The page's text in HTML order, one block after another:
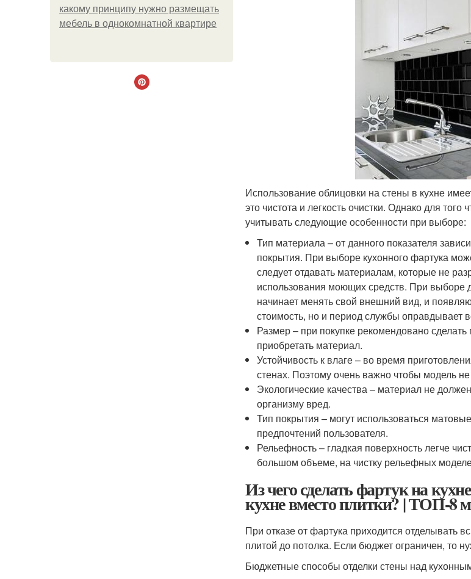
какому принципу нужно размещать
мебель в однокомнатной квартире
Использование облицовки на стены в кухне
это чистота и легкость очистки. Однако для
учитывать следующие особенности при выборе:
Тип материала – от данного показателя
покрытия. При выборе кухонного фартука
следует отдавать материалам, которые не
использования моющих средств. При выборе
начинает менять свой внешний вид, и
стоимость, но и период службы оправдывает
Размер – при покупке рекомендовано
приобретать материал.
Устойчивость к влаге – во время
стенах. Поэтому очень важно чтобы модель
Экологические качества – материал не
организму вред.
Тип покрытия – могут использоваться
предпочтений пользователя.
Рельефность – гладкая поверхность легче
большом объеме, на чистку рельефных
Из чего сделать фартук на
кухне вместо плитки? | ТОП-8
При отказе от фартука приходится отделывать
плитой до потолка. Если бюджет ограничен, то
Бюджетные способы отделки стены над